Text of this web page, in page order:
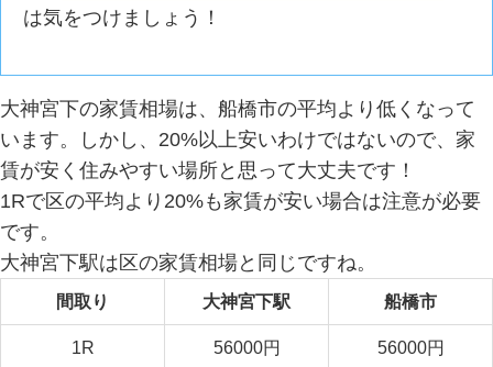
は気をつけましょう！
大神宮下の家賃相場は、船橋市の平均より低くなって
います。しかし、20%以上安いわけではないので、家
賃が安く住みやすい場所と思って大丈夫です！
1Rで区の平均より20%も家賃が安い場合は注意が必要
です。
大神宮下駅は区の家賃相場と同じですね。
間取り 大神宮下駅 船橋市
1R 56000円 56000円